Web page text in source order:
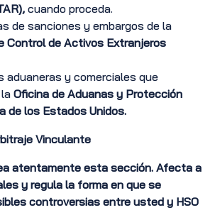
cuando proceda.
de sanciones y embargos de la
Control de Activos Extranjeros
aduaneras y comerciales que
Oficina de Aduanas y Protección
de los Estados Unidos.
Vinculante
atentamente esta sección. Afecta a
y regula la forma en que se
controversias entre usted y HSO